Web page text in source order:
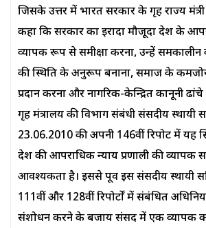
जिसके उत्तर में भारत सरकार के गृह राज्य मंत्री
कहा कि सरकार का इरादा मौजूदा देश के
व्यापक रूप से समीक्षा करना, उन्हें समकालीन
की स्थिति के अनुरूप बनाना, समाज के कमजोर
प्रदान करना और नागरिक-केन्द्रित कानूनी ढांचे
गृह मंत्रालय की विभाग संबंधी संसदीय स्थायी
23.06.2010 की अपनी 146वीं रिपोर्ट में यह
देश की आपराधिक न्याय प्रणाली की व्यापक
आवश्यकता है। इससे पूर्व इस संसदीय स्थायी
111वीं और 128वीं रिपोर्टों में संबंधित
संशोधन करने के बजाय संसद में एक व्यापक